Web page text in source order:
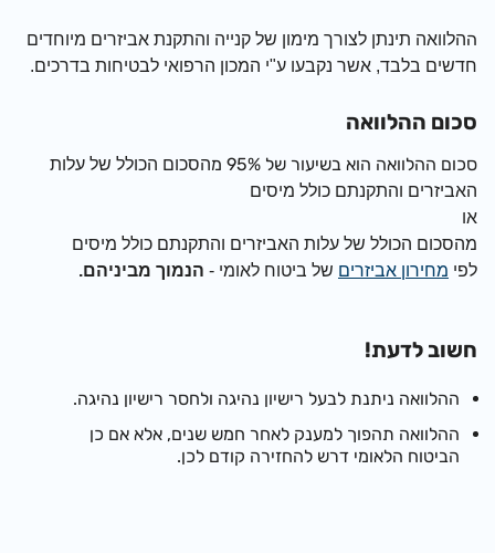
הלוואה תינתן לצורך מימון של קנייה והתקנת אביזרים מיוחדים
חדשים בלבד, אשר נקבעו ע"י המכון הרפואי לבטיחות בדרכים.
סכום ההלוואה
סכום ההלוואה הוא בשיעור של 95% מ
הסכום הכולל של עלות
האביזרים והתקנתם כולל מיסים
הסכום הכולל של עלות האביזרים והתקנתם כולל מיסים
לפימחירון אביזרים של ביטוח לאומי - הנמוך מביניהם.
חשוב לדעת!
ההלוואה ניתנת לבעל רישיון נהיגה ולחסר רישיון נהיגה.
ההלוואה תהפוך למענק לאחר חמש שנים, אלא אם כן
הביטוח הלאומי דרש להחזירה קודם לכן.